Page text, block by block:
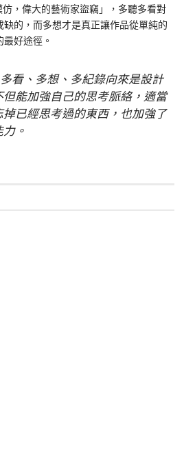
，偉大的藝術家盜竊」，多聽多看對
的，而多想才是真正讓作品從單純的
好途徑。
看、多想、多紀錄向來是設計
能加強自己的思考脈絡，適當
已經思考過的東西，也加強了
。